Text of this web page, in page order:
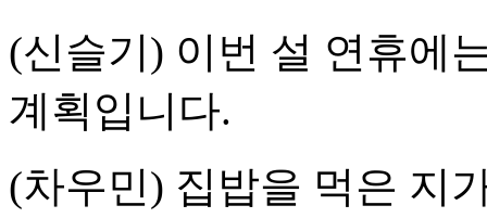
(신슬기) 이번 설 연휴에
계획입니다.
(차우민) 집밥을 먹은 지